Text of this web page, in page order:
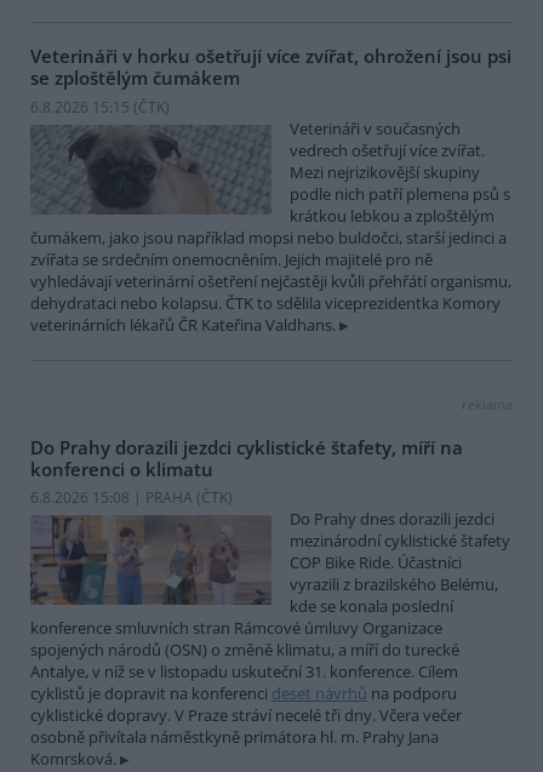
Veterináři v horku ošetřují více zvířat, ohrožení jsou psi
se zploštělým čumákem
6.8.2026 15:15 (ČTK)
Veterináři v současných
vedrech ošetřují více zvířat.
Mezi nejrizikovější skupiny
podle nich patří plemena psů s
krátkou lebkou a zploštělým
čumákem, jako jsou například mopsi nebo buldočci, starší jedinci a
zvířata se srdečním onemocněním. Jejich majitelé pro ně
vyhledávají veterinární ošetření nejčastěji kvůli přehřátí organismu,
dehydrataci nebo kolapsu. ČTK to sdělila viceprezidentka Komory
veterinárních lékařů ČR Kateřina Valdhans.
reklama
Do Prahy dorazili jezdci cyklistické štafety, míří na
konferenci o klimatu
6.8.2026 15:08 | PRAHA (ČTK)
Do Prahy dnes dorazili jezdci
mezinárodní cyklistické štafety
COP Bike Ride. Účastníci
vyrazili z brazilského Belému,
kde se konala poslední
konference smluvních stran Rámcové úmluvy Organizace
spojených národů (OSN) o změně klimatu, a míří do turecké
Antalye, v níž se v listopadu uskuteční 31. konference. Cílem
cyklistů je dopravit na konferenci deset návrhů na podporu
cyklistické dopravy. V Praze stráví necelé tři dny. Včera večer
osobně přivítala náměstkyně primátora hl. m. Prahy Jana
Komrsková.